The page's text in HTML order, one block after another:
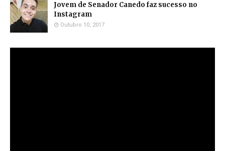
Jovem de Senador Canedo faz sucesso no
Instagram
Outubro 10, 2017